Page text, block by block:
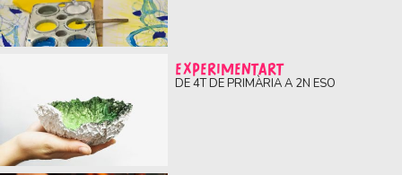
EXPERIMENTART
DE 4T DE PRIMÀRIA A 2N ESO